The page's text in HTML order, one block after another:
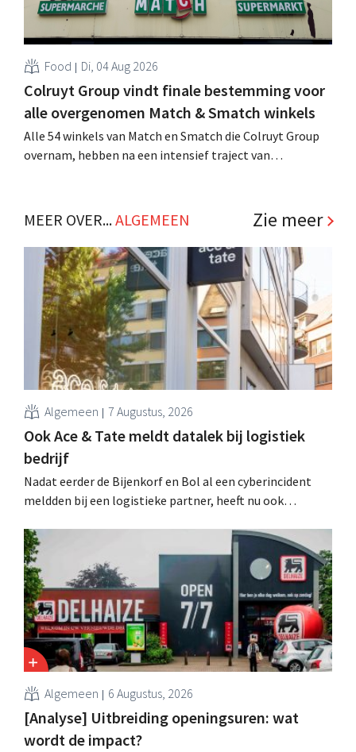
Food Di, 04 Aug 2026
Colruyt Group vindt finale bestemming voor
alle overgenomen Match & Smatch winkels
Alle 54 winkels van Match en Smatch die Colruyt Group
overnam, hebben na een intensief traject van
.MEER OVER...ALGEMEEN Zie meer
Algemeen 7 Augustus, 2026
Ook Ace & Tate meldt datalek bij logistiek
bedrijf
Nadat eerder de Bijenkorf en Bol al een cyberincident
meldden bij een logistieke partner, heeft nu ook
datalek. Financiële gegevens, gebruikersnamen en
wachtwoorden zijn niet getroffen.
Algemeen 6 Augustus, 2026
[Analyse] Uitbreiding openingsuren: wat
wordt de impact?